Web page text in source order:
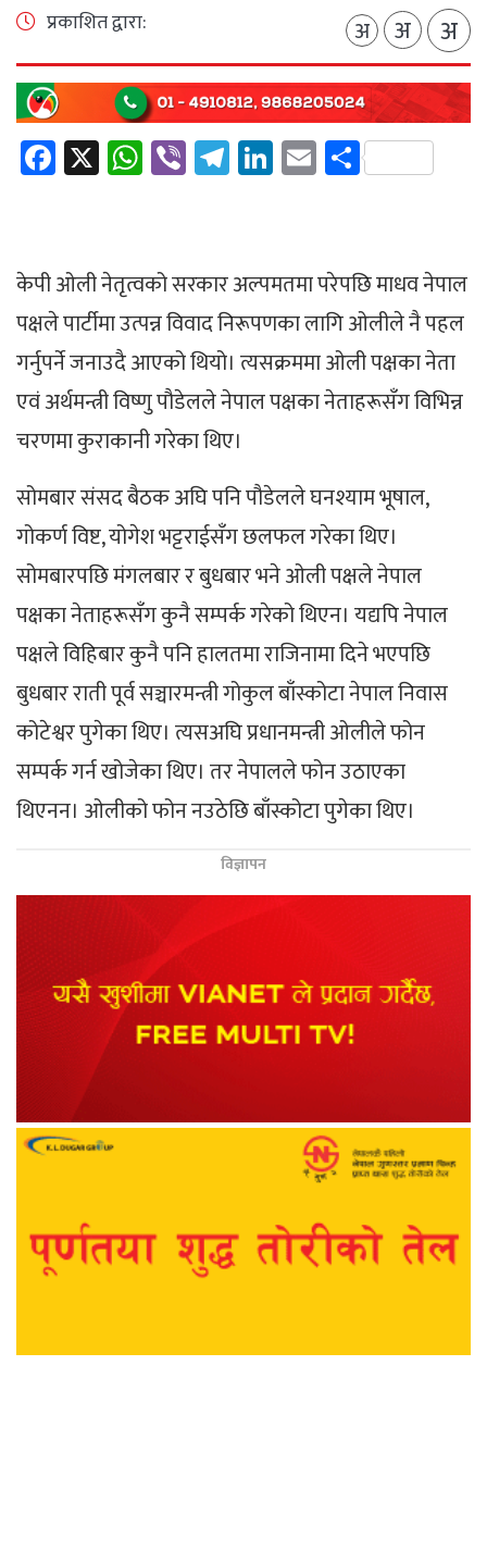
प्रकाशित द्वारा: अ अ अ
Facebook
X WhatsApp
ViberTelegram
LinkedIn
EmailShare
केपी ओली नेतृत्वको सरकार अल्पमतमा परेपछि माधव नेपाल
पक्षले पार्टीमा उत्पन्न विवाद निरूपणका लागि ओलीले नै पहल
गर्नुपर्ने जनाउदै आएको थियो। त्यसक्रममा ओली पक्षका नेता
एवं अर्थमन्त्री विष्णु पौडेलले नेपाल पक्षका नेताहरूसँग विभिन्न
चरणमा कुराकानी गरेका थिए।
सोमबार संसद बैठक अघि पनि पौडेलले घनश्याम भूषाल,
गोकर्ण विष्ट, योगेश भट्टराईसँग छलफल गरेका थिए।
सोमबारपछि मंगलबार र बुधबार भने ओली पक्षले नेपाल
पक्षका नेताहरूसँग कुनै सम्पर्क गरेको थिएन। यद्यपि नेपाल
पक्षले विहिबार कुनै पनि हालतमा राजिनामा दिने भएपछि
बुधबार राती पूर्व सञ्चारमन्त्री गोकुल बाँस्कोटा नेपाल निवास
कोटेश्वर पुगेका थिए। त्यसअघि प्रधानमन्त्री ओलीले फोन
सम्पर्क गर्न खोजेका थिए। तर नेपालले फोन उठाएका
थिएनन। ओलीको फोन नउठेछि बाँस्कोटा पुगेका थिए।
विज्ञापन